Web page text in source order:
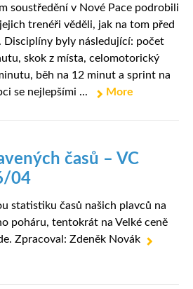
soustředění v Nové Pace podrobili
trenéři věděli, jak na tom před
Disciplíny byly následující: počet
skok z místa, celomotorický
běh na 12 minut a sprint na
se nejlepšími ...
More
časů – VC
04
statistiku časů našich plavců na
poháru, tentokrát na Velké ceně
Zpracoval: Zdeněk Novák